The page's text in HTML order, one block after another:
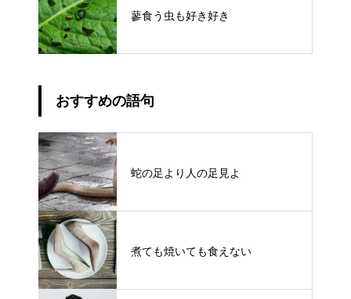
蓼食う虫も好き好き
おすすめの語句
蛇の足より人の足見よ
煮ても焼いても食えない